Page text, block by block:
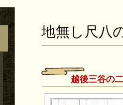
地無し尺八
越後三谷の